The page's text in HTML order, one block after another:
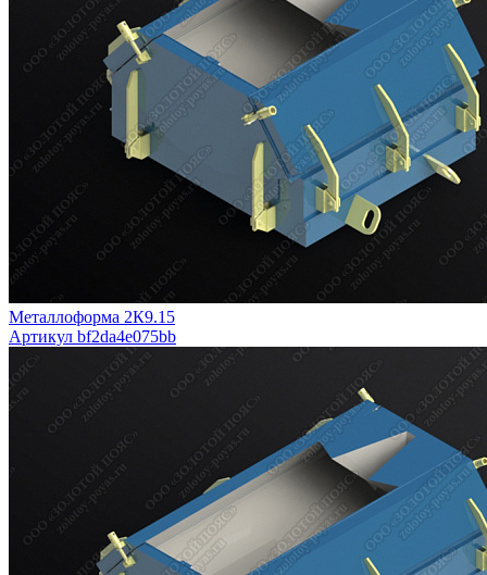
Металлоформа 2К9.15
Артикул bf2da4e075bb